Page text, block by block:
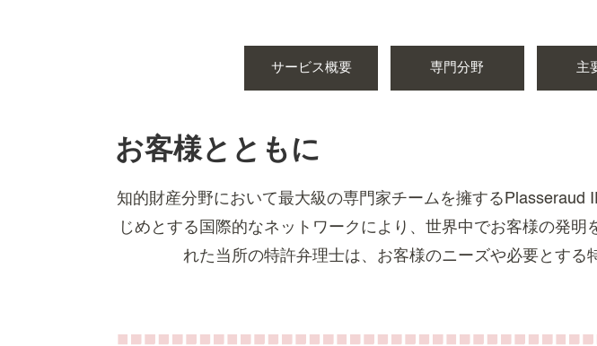
サービス概要 専門分野 主
お客様とともに
知的財産分野において最大級の専門家チームを擁する
じめとする国際的なネットワークにより、世界中でお客様の発
れた当所の特許弁理士は、お客様のニーズや必要とする